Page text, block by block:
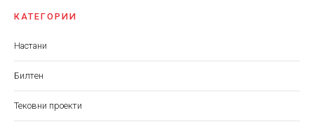
КАТЕГОРИИ
Настани
Билтен
Тековни проекти